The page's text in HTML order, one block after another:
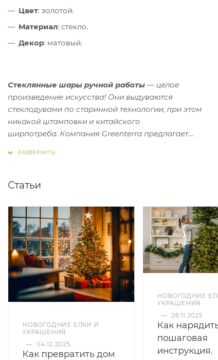
Цвет: золотой.
Материал: стекло.
Декор: матовый.
Стеклянные шары ручной работы — целое
произведение искусства! Они выдуваются
стеклодувами по старинной технологии, при этом
никакой штамповки и китайского
ширпотреба. Компания Greenterra предлагает
Статьи
НОВОГОДНИЕ ЕЛКИ И
УКРАШЕНИЯ
— 04.12.2025
Как превратить дом
НОВОГОДНИЕ
УКРАШЕНИЯ
— 26.11.2025
Как
пошаговая
инструкция.